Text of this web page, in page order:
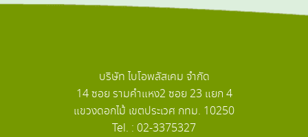
บริษัท ไบโอพลัสเคม จำกัด
14 ซอย รามคำแหง2 ซอย 23 แยก 4
แขวงดอกไม้ เขตประเวศ กทม. 10250
Tel. : 02-3375327